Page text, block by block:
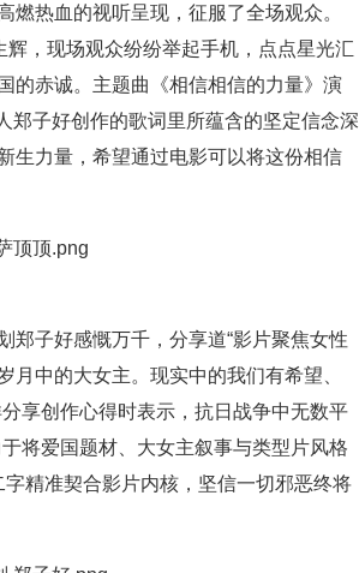
热血的视听呈现，征服了全场观众。
辉，现场观众纷纷举起手机，点点星光汇
的赤诚。主题曲《相信相信的力量》演
郑子好创作的歌词里所蕴含的坚定信念深
生力量，希望通过电影可以将这份相信
郑子好感慨万千，分享道“影片聚焦女性
中的大女主。现实中的我们有希望、
享创作心得时表示，抗日战争中无数平
将爱国题材、大女主叙事与类型片风格
精准契合影片内核，坚信一切邪恶终将